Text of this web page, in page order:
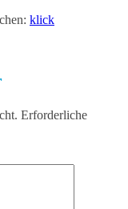
klick
Erforderliche